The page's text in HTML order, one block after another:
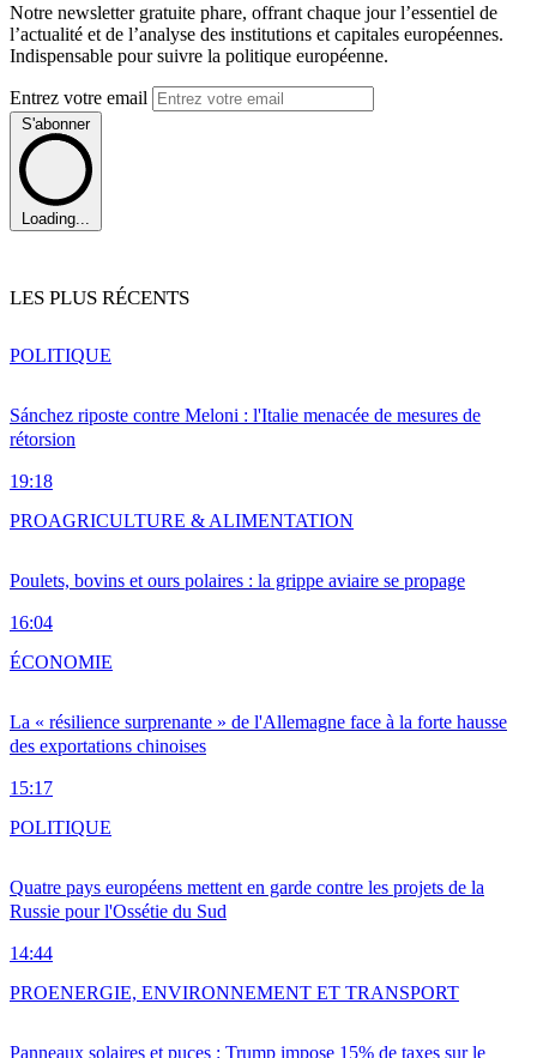
Notre newsletter gratuite phare, offrant chaque jour l’essentiel de
l’actualité et de l’analyse des institutions et capitales européennes.
Indispensable pour suivre la politique européenne.
Entrez votre email
S'abonner
Loading...
LES PLUS RÉCENTS
Sánchez riposte contre Meloni : l'Italie menacée de mesures de
rétorsion
19:18
POLITIQUE
Poulets, bovins et ours polaires : la grippe aviaire se propage
16:04
PROAGRICULTURE & ALIMENTATION
La « résilience surprenante » de l'Allemagne face à la forte hausse
des exportations chinoises
15:17
ÉCONOMIE
Quatre pays européens mettent en garde contre les projets de la
Russie pour l'Ossétie du Sud
14:44
POLITIQUE
Panneaux solaires et puces : Trump impose 15% de taxes sur le
PROENERGIE, ENVIRONNEMENT ET TRANSPORT